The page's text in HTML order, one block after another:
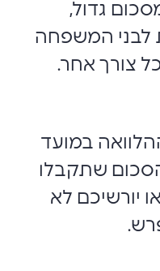
גדול,
לבני המשפחה
צורך אחר.
במועד
שתקבלו
יורשיכם לא